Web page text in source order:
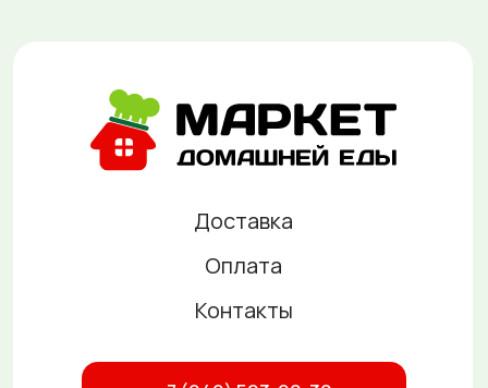
Публичная оферта
Политика конфиденциальности